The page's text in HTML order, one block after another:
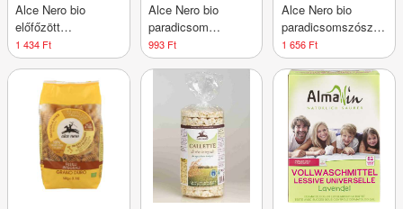
Alce Nero bio
előfőzött
csicseriborsó 360 g
1 434 Ft
Alce Nero bio
paradicsom
hámozott 400 g
993 Ft
Alce Nero bio
paradicsomszósz
arrabbiata 200 g
1 656 Ft